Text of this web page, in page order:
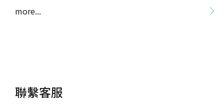
more...
聯繫客服